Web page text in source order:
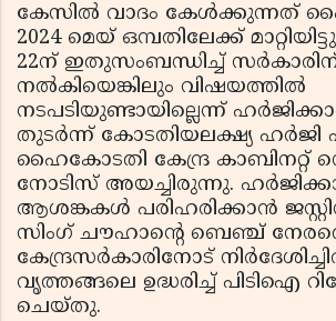
കേസില്‍ വാദം കേള്‍ക്കുന്നത്
2024 മെയ് ഒമ്പതിലേക്ക്
22ന് ഇതുസംബന്ധിച്ച് സര്‍കാരിന്
നല്‍കിയെങ്കിലും വിഷയത്തില്‍
നടപടിയുണ്ടായില്ലെന്ന്
തുടര്‍ന്ന് കോടതിയലക്ഷ്യ ഹര്‍ജി
ഹൈകോടതി കേന്ദ്ര കാബിനറ്റ്
നോടിസ് അയച്ചിരുന്നു.
ആശങ്കകള്‍ പരിഹരിക്കാന്‍
സിംഗ് ചൗഹാന്റെ ബെഞ്ച്
കേന്ദ്രസര്‍കാരിനോട്
വൃത്തങ്ങലെ ഉദ്ധരിച്ച് പിടിഐ
ചെയ്തു.